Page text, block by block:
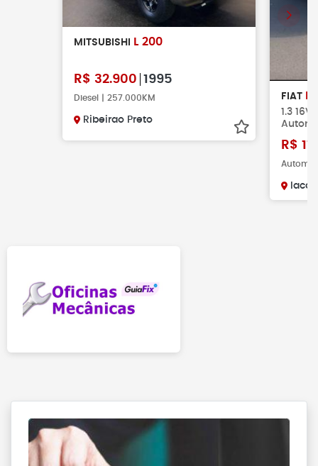
MITSUBISHI L 200
R$ 32.900 1995
Diesel | 257.000KM
Ribeirao Preto
FIAT
1.3
R$